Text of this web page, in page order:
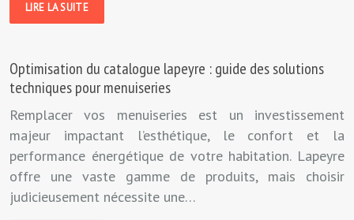
LIRE LA SUITE
Optimisation du catalogue lapeyre : guide des solutions
techniques pour menuiseries
Remplacer vos menuiseries est un investissement
majeur impactant l’esthétique, le confort et la
performance énergétique de votre habitation. Lapeyre
offre une vaste gamme de produits, mais choisir
judicieusement nécessite une…